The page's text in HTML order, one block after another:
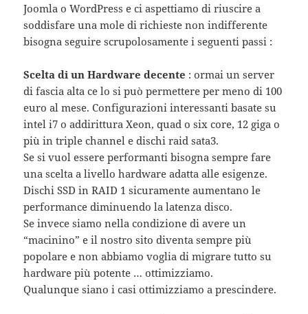
Joomla o WordPress e ci aspettiamo di riuscire a
soddisfare una mole di richieste non indifferente
bisogna seguire scrupolosamente i seguenti passi :
Scelta di un Hardware decente : ormai un server
di fascia alta ce lo si può permettere per meno di 100
euro al mese. Configurazioni interessanti basate su
intel i7 o addirittura Xeon, quad o six core, 12 giga o
più in triple channel e dischi raid sata3.
Se si vuol essere performanti bisogna sempre fare
una scelta a livello hardware adatta alle esigenze.
Dischi SSD in RAID 1 sicuramente aumentano le
performance diminuendo la latenza disco.
Se invece siamo nella condizione di avere un
“macinino” e il nostro sito diventa sempre più
popolare e non abbiamo voglia di migrare tutto su
hardware più potente … ottimizziamo.
Qualunque siano i casi ottimizziamo a prescindere.